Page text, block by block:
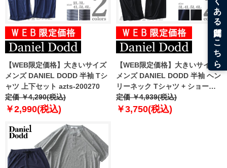
【WEB限定価格】大きいサイズ
メンズ DANIEL DODD 半袖 Tシ
ャツ 上下セット azts-200270
定価 ￥4,290(税込)
￥2,990(税込)
【WEB限定価格】大きいサイズ
メンズ DANIEL DODD 半袖 ヘン
リーネック Tシャツ + ショーツ
上下セット azts-210201
定価 ￥4,939(税込)
￥3,750(税込)